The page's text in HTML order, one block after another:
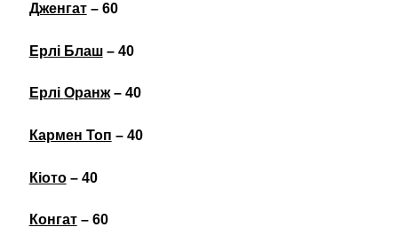
Дженгат– 60
Ерлі Блаш– 40
Ерлі Оранж– 40
Кармен Топ – 40
Кіото– 40
Конгат– 60